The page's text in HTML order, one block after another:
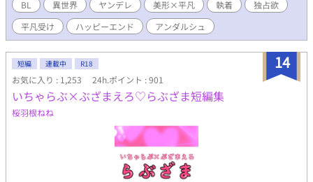
「エミル」。 『ルナンシア物語』は、ヒロインの聖女「マリア」
が、俺様系第一王子「イザク」と、類稀なる美貌を持つが心に闇
を抱える第二王子「アルベルト」、この二人の王子から取り合い
をされるドキドキの乙女ゲームである。 しかし、単なる脇役執事
であるエミルは、主人である第二王子アルベルトと、ヒロインの
マリアが結ばれなければ死んでしまう！ 死を回避するため奮闘
するエミルだったが、なぜかアルベルトはマリアに興味がなく、
それどころか自分に強い執着を向けるようになって……！？ ■注
意書き ※カップリングは固定、総受けではありませんのでご了承
ください。 ※サブキャラ同士ですが、男女カップリングがありま
BL 異世界 ヤンデレ 美形×平凡 執着
独占欲
平凡受け
ハッピーエンド アンダルシュ
14
短編 連載中 R18
お気に入り : 1,253 24h.ポイント : 901
いちゃらぶ×ぶざまえろ♡らぶざま短編集
桜羽根ねね